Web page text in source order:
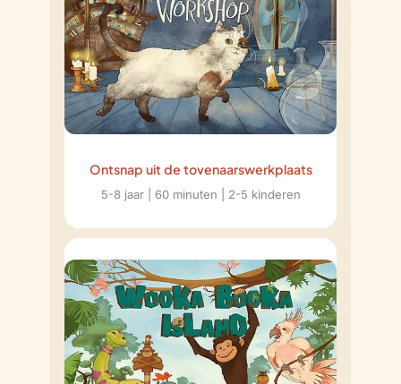
Ontsnap uit de tovenaarswerkplaats
5-8 jaar | 60 minuten | 2-5 kinderen